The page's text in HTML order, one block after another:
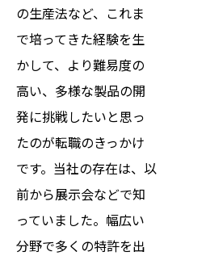
の生産法など、これま
で培ってきた経験を生
かして、より難易度の
高い、多様な製品の開
発に挑戦したいと思っ
たのが転職のきっかけ
です。当社の存在は、以
前から展示会などで知
っていました。幅広い
分野で多くの特許を出